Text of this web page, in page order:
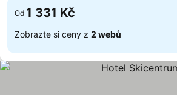
Od 1 331 Kč
Zobrazte si ceny z 2 webů